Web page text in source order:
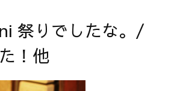
祭りでしたな。/
！他